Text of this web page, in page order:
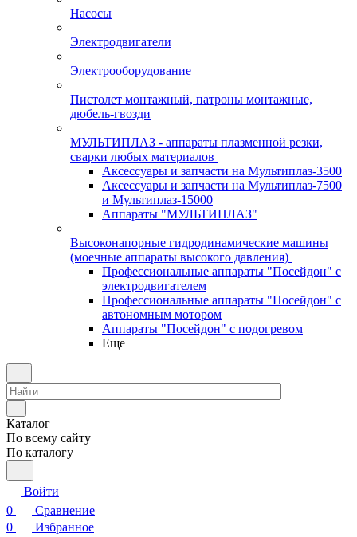
Насосы
Электродвигатели
Электрооборудование
Пистолет монтажный, патроны монтажные,
дюбель-гвозди
МУЛЬТИПЛАЗ - аппараты плазменной резки,
сварки любых материалов
Аксессуары и запчасти на Мультиплаз-3500
Аксессуары и запчасти на Мультиплаз-7500
и Мультиплаз-15000
Аппараты "МУЛЬТИПЛАЗ"
Высоконапорные гидродинамические машины
(моечные аппараты высокого давления)
Профессиональные аппараты "Посейдон" с
электродвигателем
Профессиональные аппараты "Посейдон" с
автономным мотором
Аппараты "Посейдон" с подогревом
Еще
Каталог
По всему сайту
По каталогу
Войти
0
Сравнение
0
Избранное